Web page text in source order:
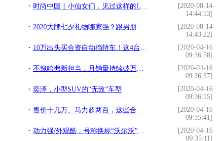
时尚中国｜小仙女们，见过这样的LV，GUCCI，PRADA，FENDI吗
[2020-08-14
14:44:13]
2020大牌七夕礼物哪家强？跟男朋友一起看完，他抢着替我下单了
[2020-08-14
14:43:22]
10万出头买合资自动挡轿车！这4台销量最好，总有1台适合你
[2020-04-16
09:36:58]
不愧哈弗新担当，月销量持续破万，11.1万就有世界十佳变速器
[2020-04-16
09:36:37]
奕泽，小型SUV的“无敌”车型
[2020-04-16
09:36:15]
售价十几万、马力超两百，这些合资车动力出众！
[2020-04-16
09:35:41]
动力强/外观酷，号称换标“沃尔沃”，买吉利缤越PRO怎么选？
[2020-04-16
09:35:11]